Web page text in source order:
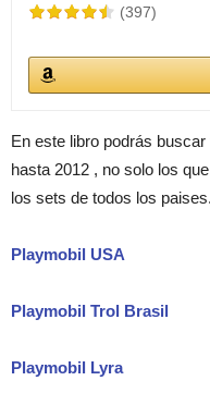
(397)
En este libro podrás
hasta 2012 , no solo los
los sets de todos los paises.
Playmobil USA
Playmobil Trol Brasil
Playmobil Lyra